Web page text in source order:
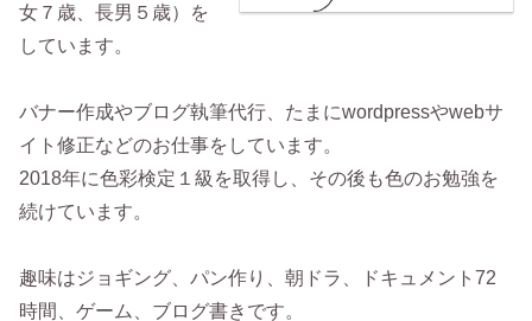
女７歳、長男５歳）を
しています。
バナー作成やブログ執筆代行、たまにwordpressやwebサ
イト修正などのお仕事をしています。
2018年に色彩検定１級を取得し、その後も色のお勉強を
続けています。
趣味はジョギング、パン作り、朝ドラ、ドキュメント72
時間、ゲーム、ブログ書きです。